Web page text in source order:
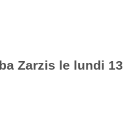
Zarzis le lundi 13